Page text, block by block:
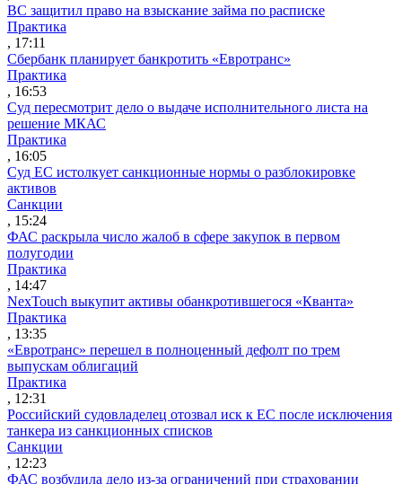
ВС защитил право на взыскание займа по расписке
Практика
, 17:11
Сбербанк планирует банкротить «Евротранс»
Практика
, 16:53
Суд пересмотрит дело о выдаче исполнительного листа на
решение МКАС
Практика
, 16:05
Суд ЕС истолкует санкционные нормы о разблокировке
активов
Санкции
, 15:24
ФАС раскрыла число жалоб в сфере закупок в первом
полугодии
Практика
, 14:47
NexTouch выкупит активы обанкротившегося «Кванта»
Практика
, 13:35
«Евротранс» перешел в полноценный дефолт по трем
выпускам облигаций
Практика
, 12:31
Российский судовладелец отозвал иск к ЕС после исключения
танкера из санкционных списков
Санкции
, 12:23
ФАС возбудила дело из-за ограничений при страховании